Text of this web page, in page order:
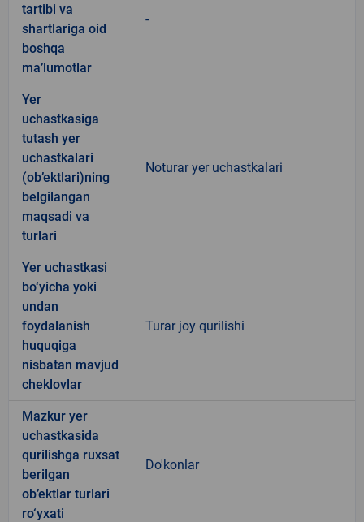
tartibi va
shartlariga oid
boshqa
ma’lumotlar
-
Yer
uchastkasiga
tutash yer
uchastkalari
(ob’ektlari)ning
belgilangan
maqsadi va
turlari
Noturar yer uchastkalari
Yer uchastkasi
bo‘yicha yoki
undan
foydalanish
huquqiga
nisbatan mavjud
cheklovlar
Turar joy qurilishi
Mazkur yer
uchastkasida
qurilishga ruxsat
berilgan
ob’ektlar turlari
ro‘yxati
Do'konlar